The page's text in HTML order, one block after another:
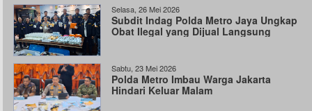
Selasa, 26 Mei 2026
Subdit Indag Polda Metro Jaya Ungkap
Obat Ilegal yang Dijual Langsung
Sabtu, 23 Mei 2026
Polda Metro Imbau Warga Jakarta
Hindari Keluar Malam